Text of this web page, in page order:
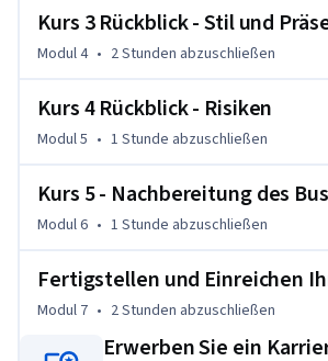
Kurs 3 Rückblick - Stil und
Modul 4 • 2 Stunden abzuschließen
Kurs 4 Rückblick - Risiken
Modul 5 • 1 Stunde abzuschließen
Kurs 5 - Nachbereitung des
Modul 6 • 1 Stunde abzuschließen
Fertigstellen und Einreichen
Modul 7 • 2 Stunden abzuschließen
Erwerben Sie ein